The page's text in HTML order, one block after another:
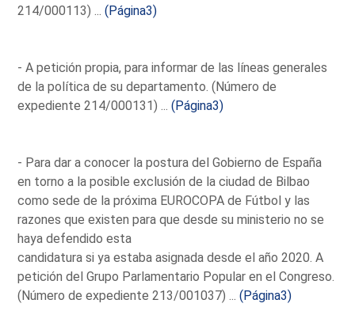
214/000113) ...(Página3)
- A petición propia, para informar de las líneas generales
de la política de su departamento. (Número de
expediente 214/000131) ...(Página3)
- Para dar a conocer la postura del Gobierno de España
en torno a la posible exclusión de la ciudad de Bilbao
como sede de la próxima EUROCOPA de Fútbol y las
razones que existen para que desde su ministerio no se
haya defendido esta
candidatura si ya estaba asignada desde el año 2020. A
petición del Grupo Parlamentario Popular en el Congreso.
(Número de expediente 213/001037) ...(Página3)